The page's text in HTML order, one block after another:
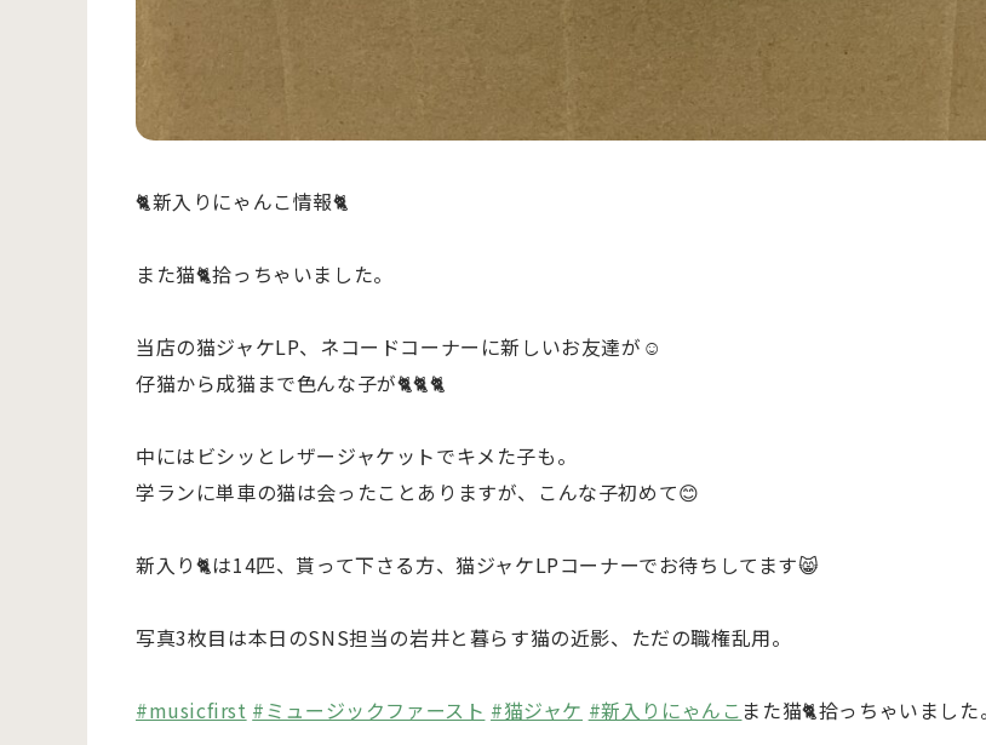
🐈新入りにゃんこ情報🐈
また猫🐈拾っちゃいました。
当店の猫ジャケLP、ネコードコーナーに新しいお友達が☺️
仔猫から成猫まで色んな子が🐈🐈🐈
中にはビシッとレザージャケットでキメた子も。
学ランに単車の猫は会ったことありますが、こんな子初めて😊
新入り🐈は14匹、貰って下さる方、猫ジャケLPコーナーでお待ちしてます😸
写真3枚目は本日のSNS担当の岩井と暮らす猫の近影、ただの職権乱用。
#musicfirst #ミュージックファースト #猫ジャケ #新入りにゃんこ また猫🐈拾っちゃいました。